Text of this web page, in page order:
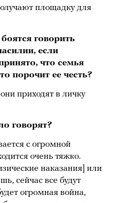
площадку для
говорить
если
что семья
порочит ее честь?
приходят в личку
говорят?
с огромной
очень тяжко.
наказания] или
сейчас все будут
огромная война,